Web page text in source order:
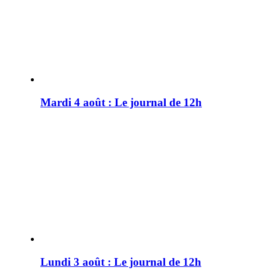
Mardi 4 août : Le journal de 12h
Lundi 3 août : Le journal de 12h